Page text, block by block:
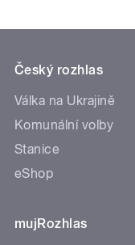
Český rozhlas
Válka na Ukrajině
Komunální volby
Stanice
eShop
mujRozhlas